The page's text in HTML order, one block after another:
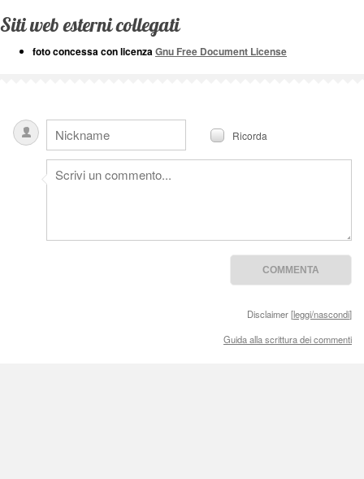
Siti web esterni collegati
foto concessa con licenzaGnu Free Document License
Ricorda
Disclaimer [leggi/nascondi]
Guida alla scrittura dei commenti